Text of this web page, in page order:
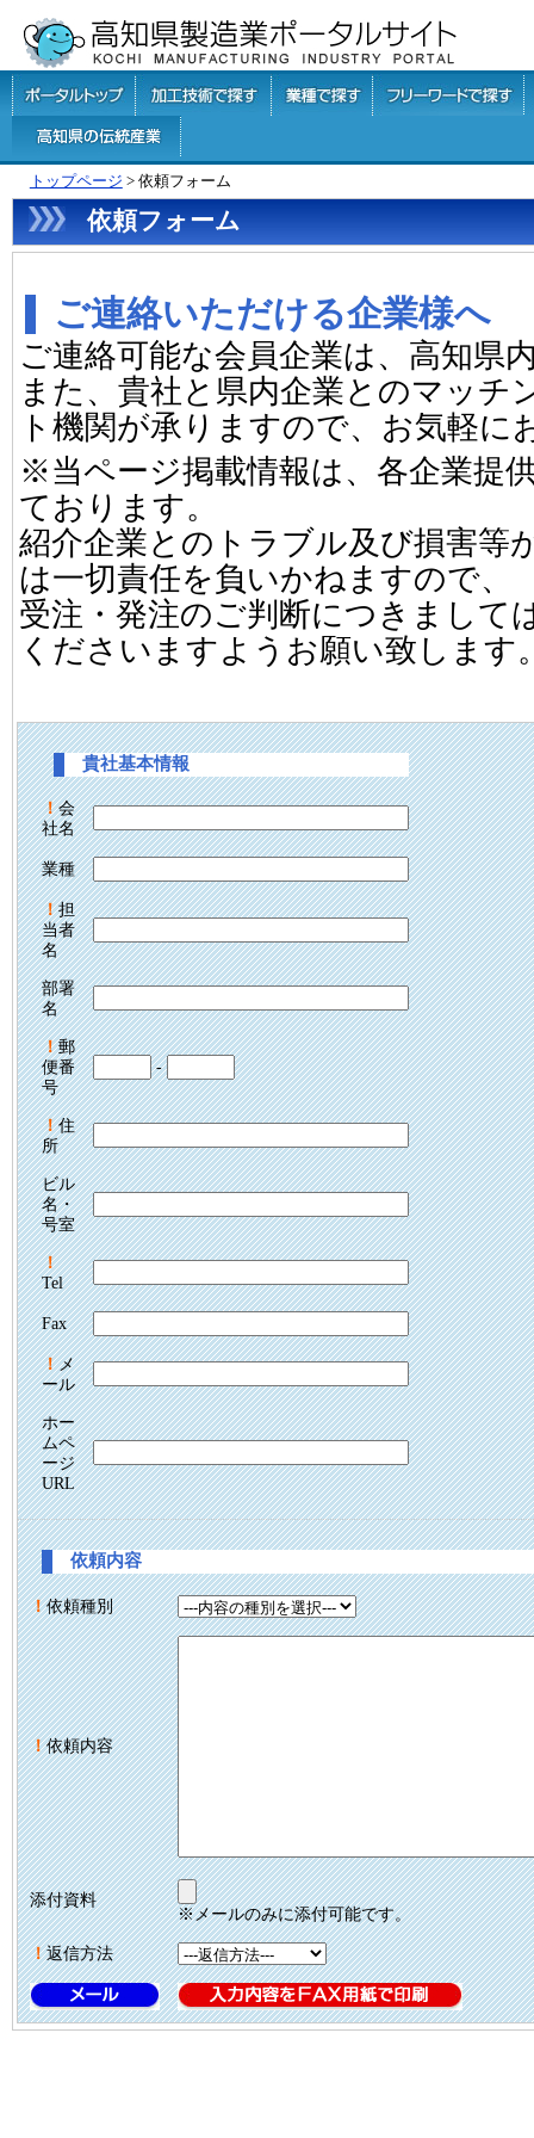
トップページ > 依頼フォーム
依頼フォーム
ご連絡いただける企業様へ
ご連絡可能な会員企業は、高知県
また、貴社と県内企業とのマッチ
ト機関が承りますので、お気軽に
※当ページ掲載情報は、各企業提
ております。
紹介企業とのトラブル及び損害等
は一切責任を負いかねますので、
受注・発注のご判断につきまして
くださいますようお願い致します
貴社基本情報
！会
社名
業種
！担
当者
名
部署
名
！郵
便番
号
-
！住
所
ビル
名・
号室
！
Tel
Fax
！メ
ール
ホー
ムペ
ージ
URL
依頼内容
！依頼種別
！依頼内容
添付資料
※メールのみに添付可能です。
！返信方法